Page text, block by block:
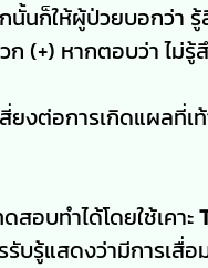
นั้นก็ให้ผู้ป่วยบอกว่า รู้
(+) หากตอบว่า ไม่รู้
งต่อการเกิดแผลที่เ
อบทำได้โดยใช้เคาะ
บรู้แสดงว่ามีการเสื่อ